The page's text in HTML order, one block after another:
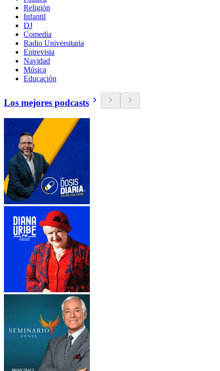
Religión
Infantil
DJ
Comedia
Radio Universitaria
Entrevista
Navidad
Música
Educación
Los mejores podcasts